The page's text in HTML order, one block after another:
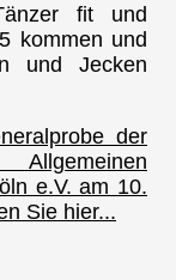
fit und
kommen und
und Jecken
der
e.V. am 10.
Sie hier...